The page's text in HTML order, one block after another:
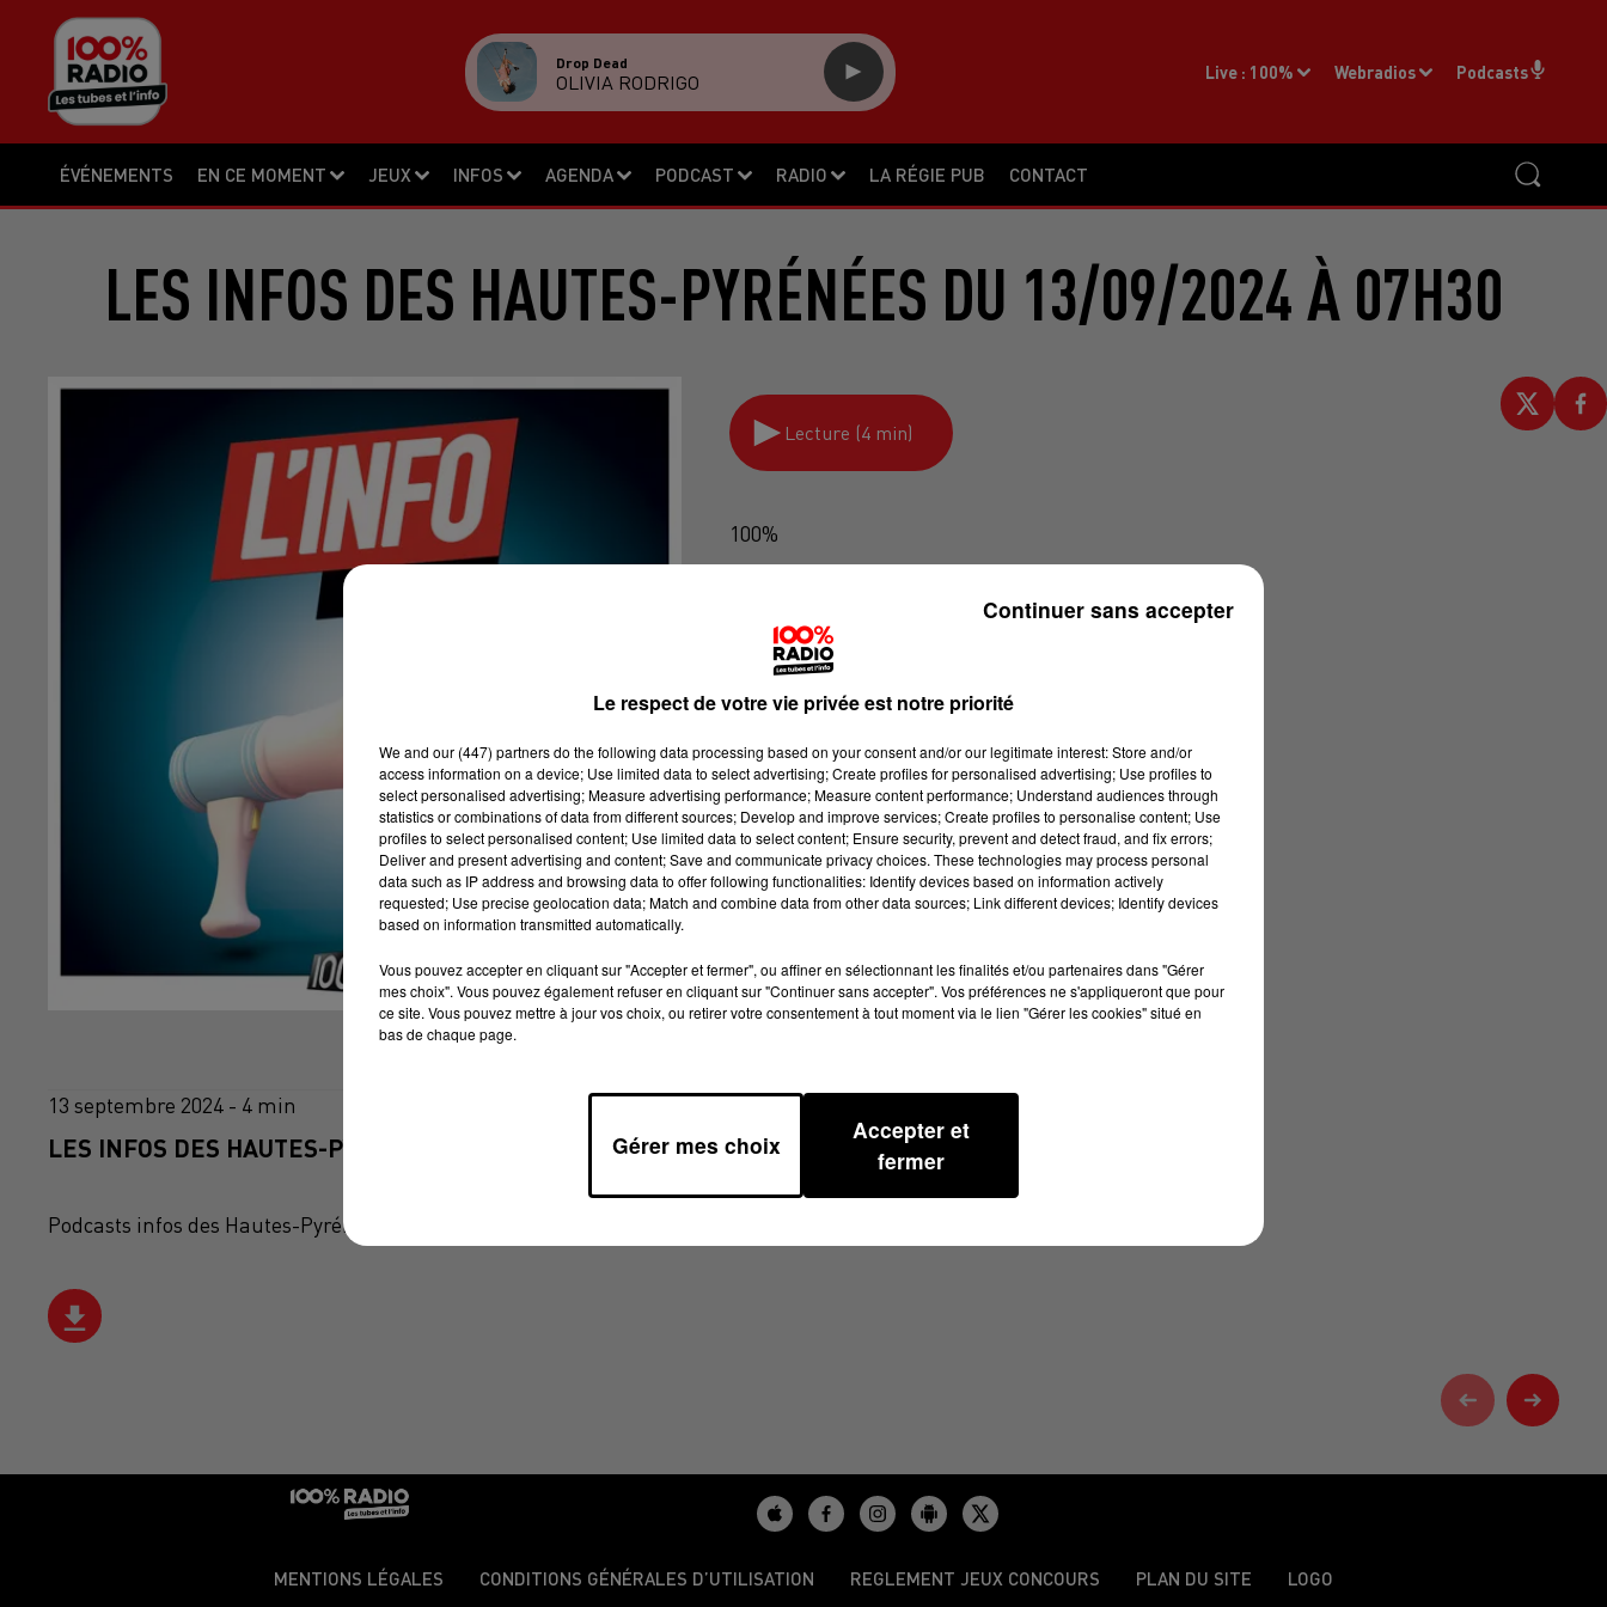
ÉVÉNEMENTS EN CE MOMENT JEUX INFOS AGENDA PODCAST RADIO LA RÉGIE PUB CONTACT
Live : 100% Webradios Podcasts
Drop Dead
OLIVIA RODRIGO
LES INFOS DES HAUTES-PYRÉNÉES DU 13/09/2024 À 07H30
Lecture (4 min)
100%
13 septembre 2024 - 4 min
LES INFOS DES HAUTES-PYRÉNÉES DU 13/09/2024 À 07H30
Podcasts infos des Hautes-Pyrénées
MENTIONS LÉGALES CONDITIONS GÉNÉRALES D’UTILISATION REGLEMENT JEUX CONCOURS PLAN DU SITE LOGO
Le respect de votre vie privée est notre priorité
We and our (447) partnersdo the following data processing based on your consent and/or our legitimate interest: Store and/or
access information on a device; Use limited data to select advertising; Create profiles for personalised advertising; Use profiles to
select personalised advertising; Measure advertising performance; Measure content performance; Understand audiences through
statistics or combinations of data from different sources; Develop and improve services; Create profiles to personalise content; Use
profiles to select personalised content; Use limited data to select content; Ensure security, prevent and detect fraud, and fix errors;
Deliver and present advertising and content; Save and communicate privacy choices. These technologies may process personal
data such as IP address and browsing data to offer following functionalities: Identify devices based on information actively
requested; Use precise geolocation data; Match and combine data from other data sources; Link different devices; Identify devices
based on information transmitted automatically.
Vous pouvez accepter en cliquant sur "Accepter et fermer", ou affiner en sélectionnant les finalités et/ou partenaires dans "Gérer
mes choix". Vous pouvez également refuser en cliquant sur "Continuer sans accepter". Vos préférences ne s'appliqueront que pour
ce site. Vous pouvez mettre à jour vos choix, ou retirer votre consentement à tout moment via le lien "Gérer les cookies" situé en
bas de chaque page.
Gérer mes choix
Accepter et
fermer
Continuer sans accepter